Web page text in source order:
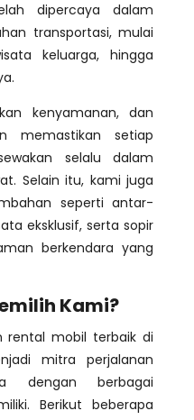
dipercaya dalam
transportasi, mulai
keluarga, hingga
kenyamanan, dan
memastikan setiap
selalu dalam
Selain itu, kami juga
seperti antar-
eksklusif, serta sopir
berkendara yang
Kami?
rental mobil terbaik di
mitra perjalanan
dengan berbagai
Berikut beberapa